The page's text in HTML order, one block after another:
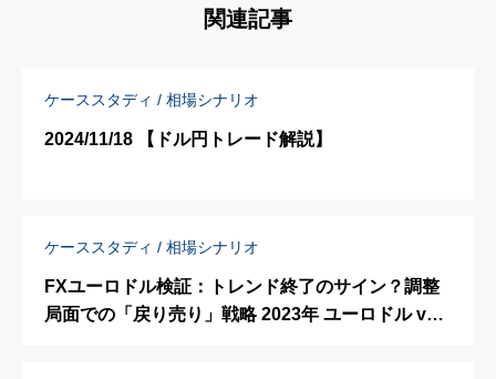
関連記事
ケーススタディ / 相場シナリオ
2024/11/18 【ドル円トレード解説】
ケーススタディ / 相場シナリオ
FXユーロドル検証：トレンド終了のサイン？調整
局面での「戻り売り」戦略 2023年 ユーロドル vol.